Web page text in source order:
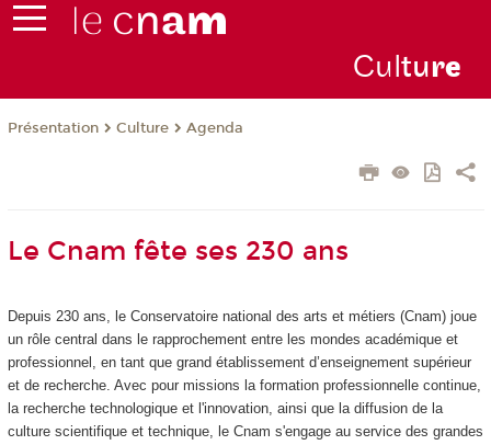
Culture
Présentation Culture Agenda
Le Cnam fête ses 230 ans
Depuis 230 ans, le Conservatoire national des arts et métiers (Cnam) joue
un rôle central dans le rapprochement entre les mondes académique et
professionnel, en tant que grand établissement d’enseignement supérieur
et de recherche. Avec pour missions la formation professionnelle continue,
la recherche technologique et l'innovation, ainsi que la diffusion de la
culture scientifique et technique, le Cnam s'engage au service des grandes